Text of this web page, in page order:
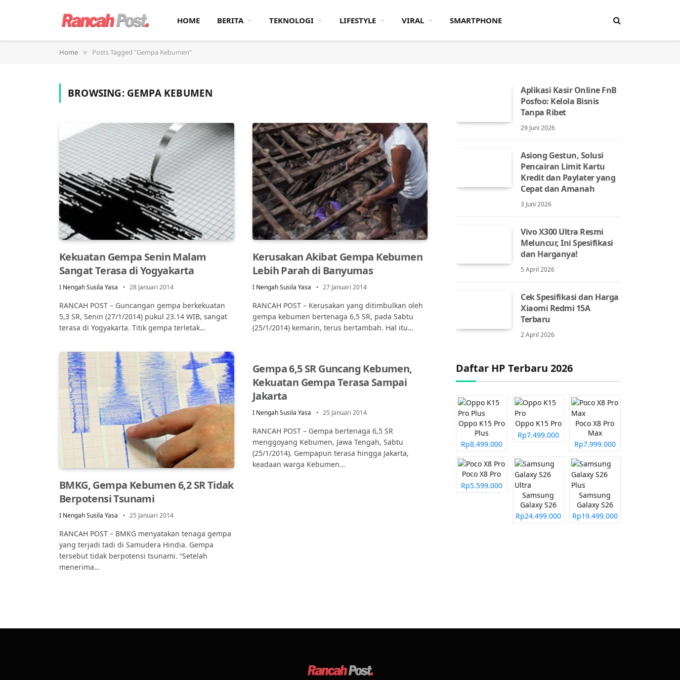
HOME BERITA TEKNOLOGI LIFESTYLE VIRAL SMARTPHONE
Home » Posts Tagged "Gempa Kebumen"
BROWSING: GEMPA KEBUMEN
Kekuatan Gempa Senin Malam
Sangat Terasa di Yogyakarta
I Nengah Susila Yasa 28 Januari 2014
RANCAH POST – Guncangan gempa berkekuatan
5,3 SR, Senin (27/1/2014) pukul 23.14 WIB, sangat
terasa di Yogyakarta. Titik gempa terletak…
Kerusakan Akibat Gempa Kebumen
Lebih Parah di Banyumas
I Nengah Susila Yasa 27 Januari 2014
RANCAH POST – Kerusakan yang ditimbulkan oleh
gempa kebumen bertenaga 6,5 SR, pada Sabtu
(25/1/2014) kemarin, terus bertambah. Hal itu…
BMKG, Gempa Kebumen 6,2 SR Tidak
Berpotensi Tsunami
I Nengah Susila Yasa 25 Januari 2014
RANCAH POST – BMKG menyatakan tenaga gempa
yang terjadi tadi di Samudera Hindia. Gempa
tersebut tidak berpotensi tsunami. “Setelah
menerima…
Gempa 6,5 SR Guncang Kebumen,
Kekuatan Gempa Terasa Sampai
Jakarta
I Nengah Susila Yasa 25 Januari 2014
RANCAH POST – Gempa bertenaga 6,5 SR
menggoyang Kebumen, Jawa Tengah, Sabtu
(25/1/2014). Gempapun terasa hingga Jakarta,
keadaan warga Kebumen…
Aplikasi Kasir Online FnB
Posfoo: Kelola Bisnis
Tanpa Ribet
29 Juni 2026
Asiong Gestun, Solusi
Pencairan Limit Kartu
Kredit dan Paylater yang
Cepat dan Amanah
3 Juni 2026
Vivo X300 Ultra Resmi
Meluncur, Ini Spesifikasi
dan Harganya!
5 April 2026
Cek Spesifikasi dan Harga
Xiaomi Redmi 15A
Terbaru
2 April 2026
Daftar HP Terbaru 2026
Oppo K15 Pro
Plus
Rp8.499.000
Oppo K15 Pro
Rp7.499.000
Poco X8 Pro
Max
Rp7.999.000
Poco X8 Pro
Rp5.599.000
Samsung
Galaxy S26
Ultra
Rp24.499.000
Samsung
Galaxy S26
Plus
Rp19.499.000